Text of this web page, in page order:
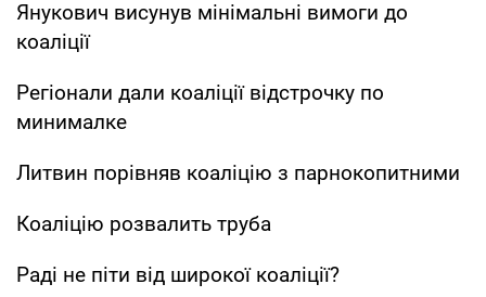
Янукович висунув мінімальні вимоги до
коаліції
Регіонали дали коаліції відстрочку по
минималке
Литвин порівняв коаліцію з парнокопитними
Коаліцію розвалить труба
Раді не піти від широкої коаліції?